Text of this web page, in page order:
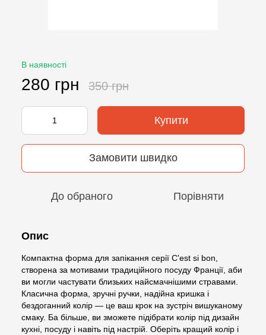
В наявності
280 грн 350 грн
Купити
Замовити швидко
До обраного Порівняти
Опис
Компактна форма для запікання серії C'est si bon,
створена за мотивами традиційного посуду Франції, аби
ви могли частувати близьких найсмачнішими стравами.
Класична форма, зручні ручки, надійна кришка і
бездоганний колір — це ваш крок на зустріч вишуканому
смаку. Ба більше, ви зможете підібрати колір під дизайн
кухні, посуду і навіть під настрій. Оберіть кращий колір і